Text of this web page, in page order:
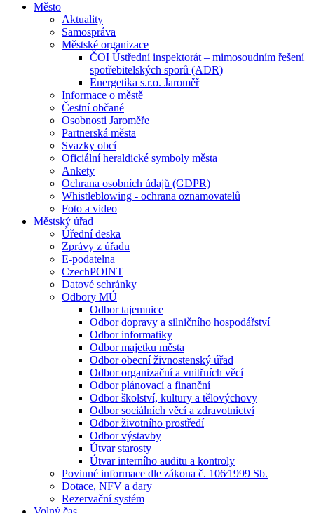
Město
Aktuality
Samospráva
Městské organizace
ČOI Ústřední inspektorát – mimosoudním řešení
spotřebitelských sporů (ADR)
Energetika s.r.o. Jaroměř
Informace o městě
Čestní občané
Osobnosti Jaroměře
Partnerská města
Svazky obcí
Oficiální heraldické symboly města
Ankety
Ochrana osobních údajů (GDPR)
Whistleblowing - ochrana oznamovatelů
Foto a video
Městský úřad
Úřední deska
Zprávy z úřadu
E-podatelna
CzechPOINT
Datové schránky
Odbory MÚ
Odbor tajemnice
Odbor dopravy a silničního hospodářství
Odbor informatiky
Odbor majetku města
Odbor obecní živnostenský úřad
Odbor organizační a vnitřních věcí
Odbor plánovací a finanční
Odbor školství, kultury a tělovýchovy
Odbor sociálních věcí a zdravotnictví
Odbor životního prostředí
Odbor výstavby
Útvar starosty
Útvar interního auditu a kontroly
Povinné informace dle zákona č. 106⁄1999 Sb.
Dotace, NFV a dary
Rezervační systém